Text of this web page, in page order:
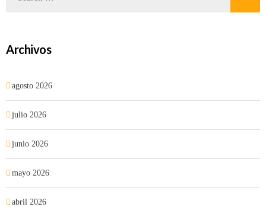
Archivos
agosto 2026
julio 2026
junio 2026
mayo 2026
abril 2026